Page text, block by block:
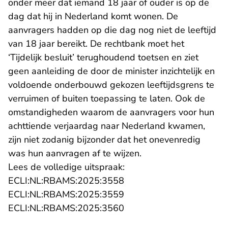
onder meer dat iemand 18 jaar of ouder is op de
dag dat hij in Nederland komt wonen. De
aanvragers hadden op die dag nog niet de leeftijd
van 18 jaar bereikt. De rechtbank moet het
‘Tijdelijk besluit’ terughoudend toetsen en ziet
geen aanleiding de door de minister inzichtelijk en
voldoende onderbouwd gekozen leeftijdsgrens te
verruimen of buiten toepassing te laten. Ook de
omstandigheden waarom de aanvragers voor hun
achttiende verjaardag naar Nederland kwamen,
zijn niet zodanig bijzonder dat het onevenredig
was hun aanvragen af te wijzen.
Lees de volledige uitspraak:
ECLI:NL:RBAMS:2025:3558
ECLI:NL:RBAMS:2025:3559
ECLI:NL:RBAMS:2025:3560